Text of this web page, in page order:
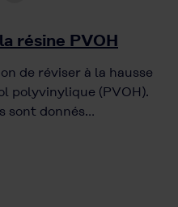
résine PVOH
de réviser à la hausse
polyvinylique (PVOH).
sont donnés…